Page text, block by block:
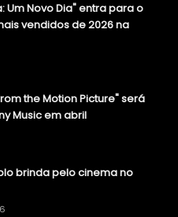
Um Novo Dia" entra para o
vendidos de 2026 na
the Motion Picture" será
Music em abril
brinda pelo cinema no